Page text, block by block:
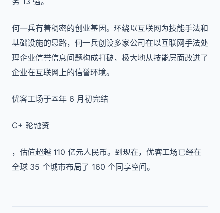
何一兵有着稠密的创业基因。环绕以互联网为技能手法和
基础设施的思路，何一兵创设多家公司在以互联网手法处
理企业信誉信息问题构成打破，极大地从技能层面改进了
企业在互联网上的信誉环境。
优客工场于本年 6 月初完结
C+ 轮融资
，估值超越 110 亿元人民币。到现在，优客工场已经在
全球 35 个城市布局了 160 个同享空间。